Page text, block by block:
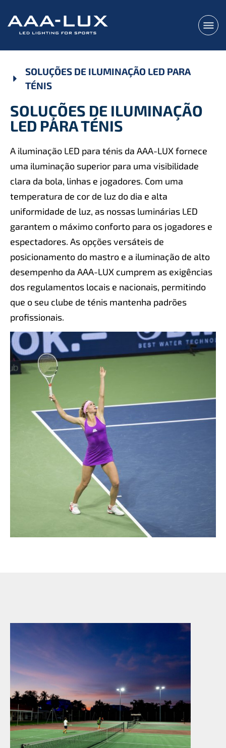
SOLUÇÕES DE ILUMINAÇÃO LED PARA
TÉNIS
SOLUÇÕES DE ILUMINAÇÃO
LED PARA TÉNIS
A iluminação LED para ténis da AAA-LUX fornece
uma iluminação superior para uma visibilidade
clara da bola, linhas e jogadores. Com uma
temperatura de cor de luz do dia e alta
uniformidade de luz, as nossas luminárias LED
garantem o máximo conforto para os jogadores e
espectadores. As opções versáteis de
posicionamento do mastro e a iluminação de alto
desempenho da AAA-LUX cumprem as exigências
dos regulamentos locais e nacionais, permitindo
que o seu clube de ténis mantenha padrões
proﬁssionais.